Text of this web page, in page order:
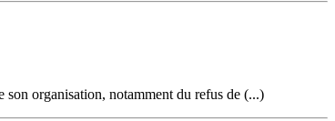
son organisation, notamment du refus de (...)